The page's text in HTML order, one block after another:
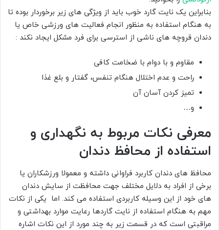
بنابراین یک نایت گارد خوب باید از ویژگی های زیر برخوردار بوده تا
به هنگام استفاده به منظور انجام فعالیت های ورزشی خاص یا
دندان قروچه های ناشی از استرسی برای فرد مشکل ایجاد نکند :
مقاوم و با دوام با ضخامت کافی
راحت و عدم اختلال هنگام تنفس، گفتار و بلع غذا
تمیز کردن آسان آن
و…
معرفی نکات مربوط به نگهداری و
استفاده از محافظ دندان
محافظ های دندان کاربرد فراوانی داشته و معمولا ورزشکاران یا
برخی از افراد به دلایل مختلف جهت محافظت از سایش دندان
های خود از این وسیله کاربردی استفاده می کند. اما یکی از نکات
مهم به هنگام استفاده از نایت گاردها رعایت موارد بهداشتی و
مراقبتی است که در قسمت زیر به چند مورد از این نکات اشاره